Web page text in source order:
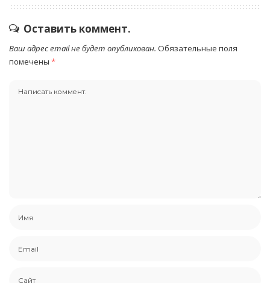
Оставить коммент.
Ваш адрес email не будет опубликован. Обязательные поля
помечены *